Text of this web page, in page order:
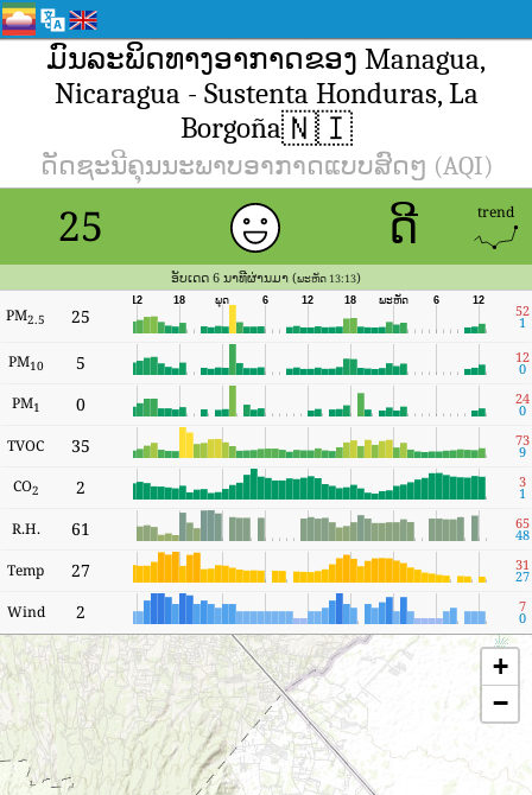
ມົນລະພິດທາງອາກາດຂອງ Managua,
Nicaragua - Sustenta Honduras, La
Borgoña🇳🇮
ດັດຊະນີຄຸນນະພາບອາກາດແບບສົດໆ (AQI)
25 ດີ trend
ອັບເດດ 6 ນາທີຜ່ານມາ (ພະຫັດ 13:13)
PM2.5 25
12
6
ພະຫັດ
18
12
6
ພຸດ
18
12
52
1
PM10 5 12
0
PM1 0 24
0
TVOC 35 73
9
CO2 2 3
1
R.H. 61 65
48
Temp 27 31
27
Wind 2 7
0
+
−